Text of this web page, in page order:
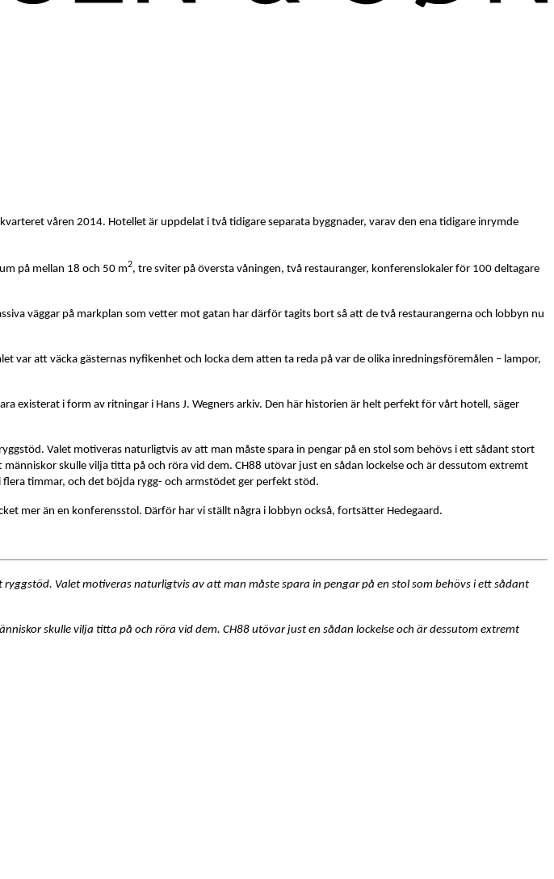
våren 2014. Hotellet är uppdelat i två tidigare separata byggnader, varav den ena tidigare inrymde
på mellan 18 och 50 m2, tre sviter på översta våningen, två restauranger, konferenslokaler för 100 deltagare
väggar på markplan som vetter mot gatan har därför tagits bort så att de två restaurangerna och lobbyn nu
att väcka gästernas nyfikenhet och locka dem atten ta reda på var de olika inredningsföremålen – lampor,
existerat i form av ritningar i Hans J. Wegners arkiv. Den här historien är helt perfekt för vårt hotell, säger
Valet motiveras naturligtvis av att man måste spara in pengar på en stol som behövs i ett sådant stort
skulle vilja titta på och röra vid dem. CH88 utövar just en sådan lockelse och är dessutom extremt
timmar, och det böjda rygg- och armstödet ger perfekt stöd.
mer än en konferensstol. Därför har vi ställt några i lobbyn också, fortsätter Hedegaard.
Valet motiveras naturligtvis av att man måste spara in pengar på en stol som behövs i ett sådant
skulle vilja titta på och röra vid dem. CH88 utövar just en sådan lockelse och är dessutom extremt